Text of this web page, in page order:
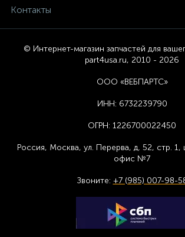
Контакты
© Интернет-магазин запчастей для
part4usa.ru, 2010 - 2026
ООО «ВЕБПАРТС»
ИНН: 6732239790
ОГРН: 1226700022450
Россия, Москва, ул. Перерва, д. 52, стр. 1,
офис №7
Звоните: +7 (985) 007-98-